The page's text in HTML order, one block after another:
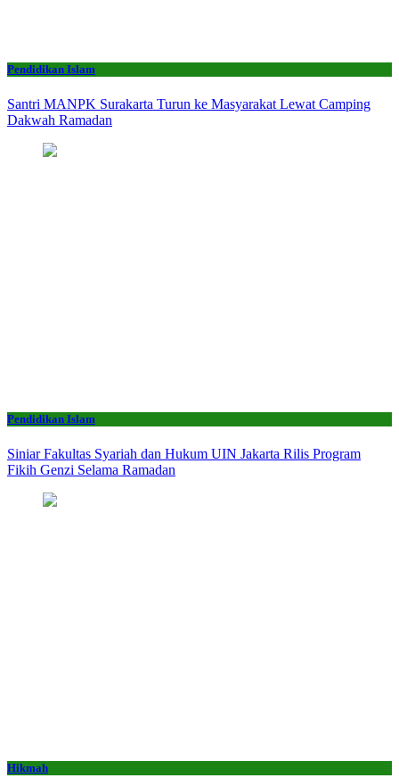
Pendidikan Islam
Santri MANPK Surakarta Turun ke Masyarakat Lewat Camping
Dakwah Ramadan
Pendidikan Islam
Siniar Fakultas Syariah dan Hukum UIN Jakarta Rilis Program
Fikih Genzi Selama Ramadan
Hikmah